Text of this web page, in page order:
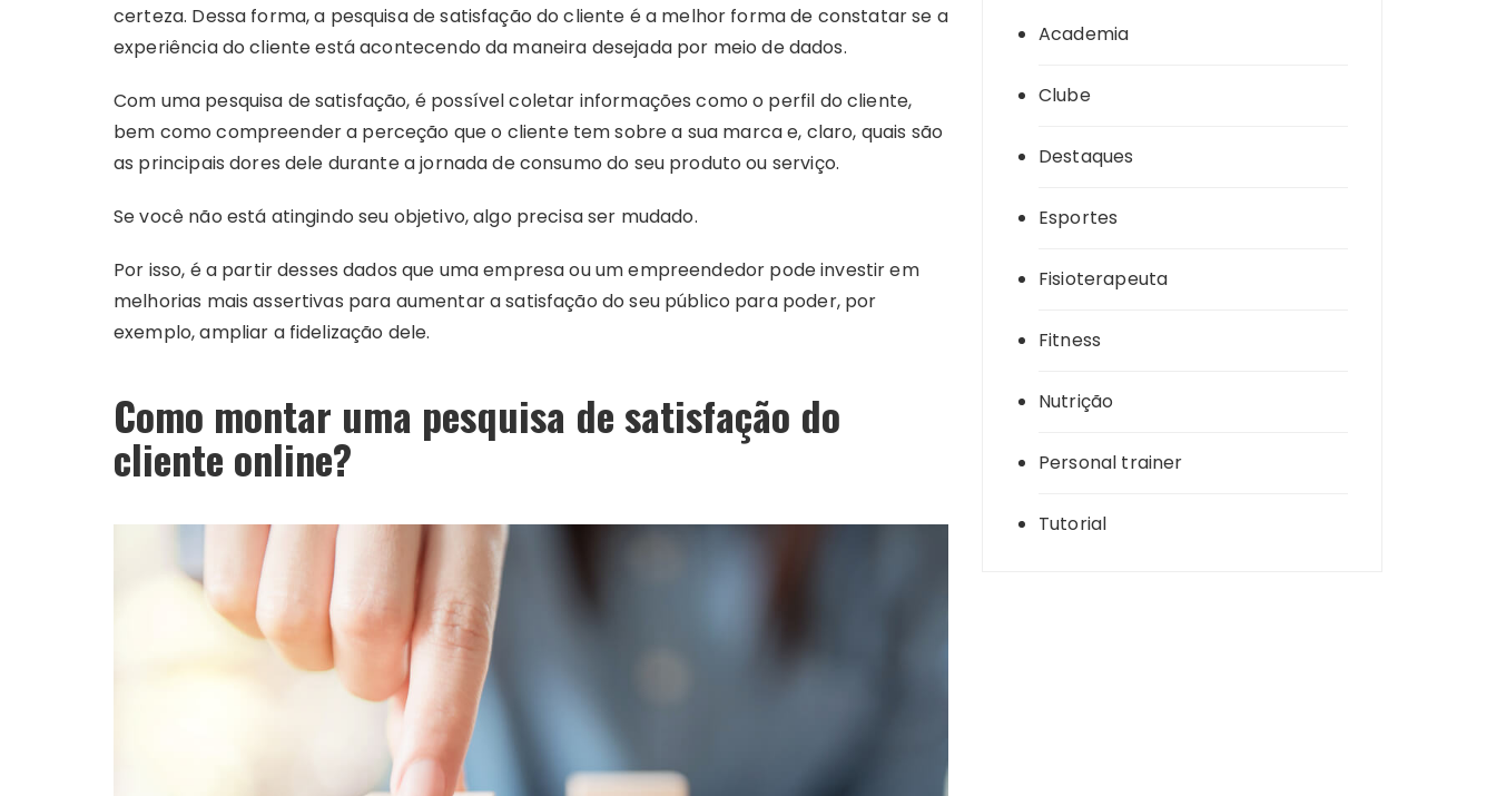
certeza. Dessa forma, a pesquisa de satisfação do cliente é a melhor forma de constatar se a
experiência do cliente está acontecendo da maneira desejada por meio de dados.
Com uma pesquisa de satisfação, é possível coletar informações como o perfil do cliente,
bem como compreender a perceção que o cliente tem sobre a sua marca e, claro, quais são
as principais dores dele durante a jornada de consumo do seu produto ou serviço.
Se você não está atingindo seu objetivo, algo precisa ser mudado.
Por isso, é a partir desses dados que uma empresa ou um empreendedor pode investir em
melhorias mais assertivas para aumentar a satisfação do seu público para poder, por
exemplo, ampliar a fidelização dele.
Como montar uma pesquisa de satisfação do
cliente online?
Academia
Clube
Destaques
Esportes
Fisioterapeuta
Fitness
Nutrição
Personal trainer
Tutorial